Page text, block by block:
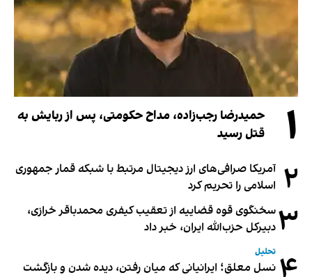
۱
حمیدرضا رجب‌زاده، مداح حکومتی، پس از ربایش به
قتل رسید
۲ آمریکا صرافی‌های ارز دیجیتال مرتبط با شبکه قمار جمهوری
اسلامی را تحریم کرد
۳سخنگوی قوه قضاییه از تعقیب کیفری محمدباقر خرازی،
دبیر‌کل حزب‌الله ایران، خبر داد
تحلیل
نسل معلق؛ ایرانیانی که میان رفتن، دیده شدن و بازگشت